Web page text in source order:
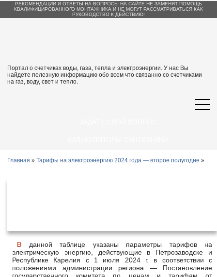
РЕКОМЕНДАЦИИ И ОТВЕТЫ НА ВОПРОСЫ НА САЙТЕ НЕ ЗАМЕНЯТ ПОМОЩЬ
КВАЛИФИЦИРОВАННОГО МОНТАЖНИКА И НЕ МОГУТ РАССМАТРИВАТЬСЯ КАК
РУКОВОДСТВО К ДЕЙСТВИЮ!
Портал о счетчиках воды, газа, тепла и электроэнергии. У нас Вы
найдете полезную информацию обо всем что связанно со счетчиками
на газ, воду, свет и тепло.
Главная » Тарифы на электроэнергию 2024 года — второе полугодие »
В данной таблице указаны параметры тарифов на
электрическую энергию, действующие в Петрозаводске и
Республике Карелия с 1 июля 2024 г. в соответствии с
положениями администрации региона — Постановление